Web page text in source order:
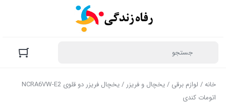
خانه/ لوازم برقی /یخچال و فریزر
/ یخچال فریزر دو قلوی NCRA6VW-E2
اتومات کندی